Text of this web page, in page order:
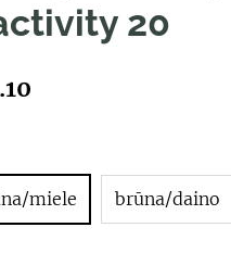
20
miele
brūna/daino